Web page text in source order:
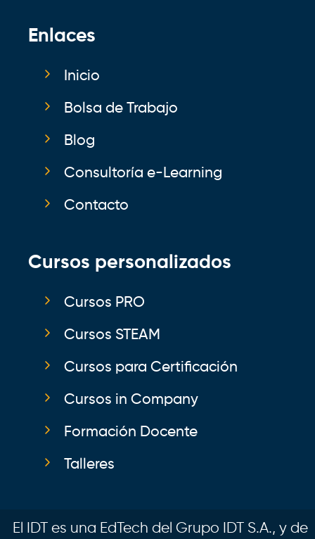
Enlaces
Inicio
Bolsa de Trabajo
Blog
Consultoría e-Learning
Contacto
Cursos personalizados
Cursos PRO
Cursos STEAM
Cursos para Certificación
Cursos in Company
Formación Docente
Talleres
El IDT es una EdTech del Grupo IDT S.A., y de